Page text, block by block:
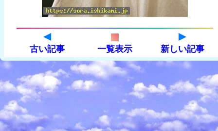
古い記事 一覧表示 新しい記事